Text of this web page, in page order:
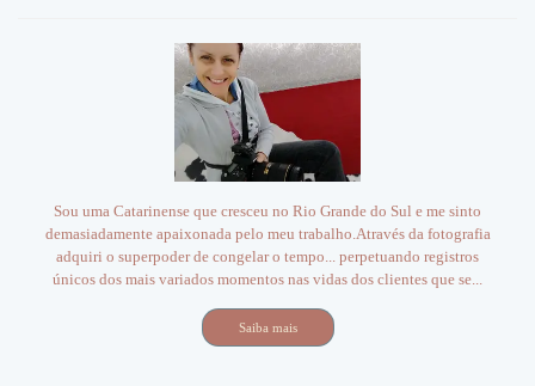
Sou uma Catarinense que cresceu no Rio Grande do Sul e me sinto
demasiadamente apaixonada pelo meu trabalho.Através da fotografia
adquiri o superpoder de congelar o tempo... perpetuando registros
únicos dos mais variados momentos nas vidas dos clientes que se...
Saiba mais